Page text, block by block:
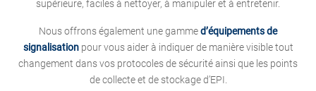
supérieure, faciles à nettoyer, à manipuler et à entretenir.
Nous offrons également une gammed’équipements de
signalisationpour vous aider à indiquer de manière visible tout
changement dans vos protocoles de sécurité ainsi que les points
de collecte et de stockage d’EPI.